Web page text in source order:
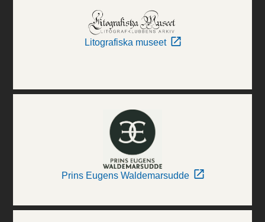
Litografiska museet
Prins Eugens Waldemarsudde